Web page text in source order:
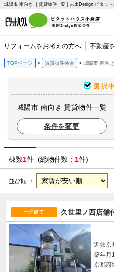
城陽市 南向き ｜賃貸物件一覧｜未来Design ピタット
リフォームをお考えの方へ 不動産
TOPページ 賃貸物件検索 城陽市 南向
選択
城陽市 南向き 賃貸物件一覧
条件を変更
棟数1件 (総物件数： 1件)
並び順 ：
一戸建て 久世里ノ西店舗
近鉄京
築年月
京都府